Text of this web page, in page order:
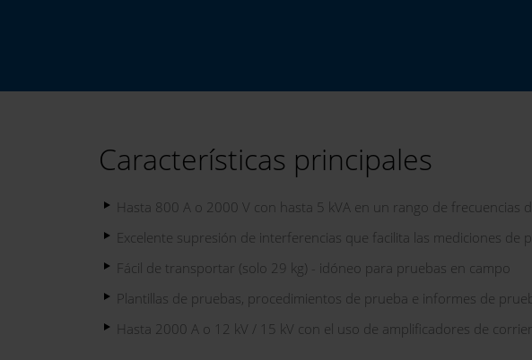
Características principales
Hasta 800 A o 2000 V con hasta 5 kVA en un rango de frecuencias
Excelente supresión de interferencias que facilita las mediciones de
Fácil de transportar (solo 29 kg) - idóneo para pruebas en campo
Plantillas de pruebas, procedimientos de prueba e informes de
Hasta 2000 A o 12 kV / 15 kV con el uso de amplificadores de